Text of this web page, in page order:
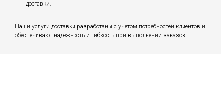
доставки.
Наши услуги доставки разработаны с учетом потребностей клиентов и
обеспечивают надежность и гибкость при выполнении заказов.